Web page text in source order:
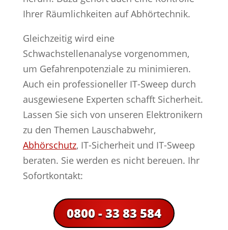
Ihrer Räumlichkeiten auf Abhörtechnik.
Gleichzeitig wird eine
Schwachstellenanalyse vorgenommen,
um Gefahrenpotenziale zu minimieren.
Auch ein professioneller IT-Sweep durch
ausgewiesene Experten schafft Sicherheit.
Lassen Sie sich von unseren Elektronikern
zu den Themen Lauschabwehr,
Abhörschutz, IT-Sicherheit und IT-Sweep
beraten. Sie werden es nicht bereuen. Ihr
Sofortkontakt:
0800 - 33 83 584